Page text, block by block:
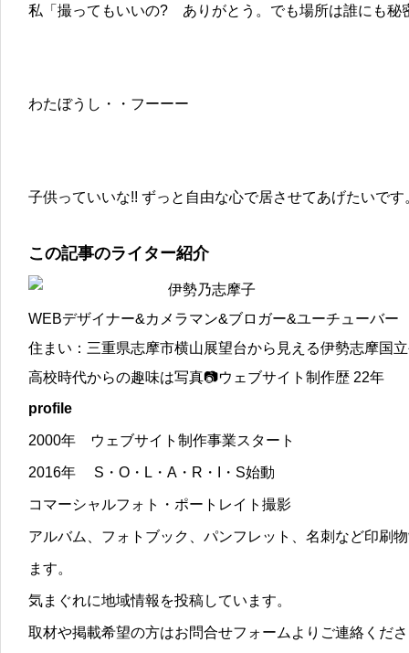
私「撮ってもいいの? ありがとう。でも場所は誰にも秘
わたぼうし・・フーーー
子供っていいな!! ずっと自由な心で居させてあげたいです
この記事のライター紹介
伊勢乃志摩子
WEBデザイナー&カメラマン&ブロガー&ユーチューバー
住まい：三重県志摩市横山展望台から見える伊勢志摩国
高校時代からの趣味は写真📷ウェブサイト制作歴 22年
profile
2000年 ウェブサイト制作事業スタート
2016年 S・O・L・A・R・I・S始動
コマーシャルフォト・ポートレイト撮影
アルバム、フォトブック、パンフレット、名刺など印刷
ます。
気まぐれに地域情報を投稿しています。
取材や掲載希望の方はお問合せフォームよりご連絡くだ